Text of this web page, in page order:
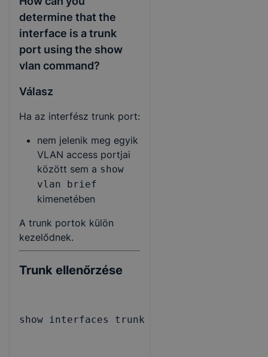
determine that the
interface is a trunk
port using the show
vlan command?
Válasz
Ha az interfész trunk port:
nem jelenik meg egyik
VLAN access portjai
között sem a show
vlan brief
kimenetében
A trunk portok külön
kezelődnek.
Trunk ellenőrzése
show interfaces trunk